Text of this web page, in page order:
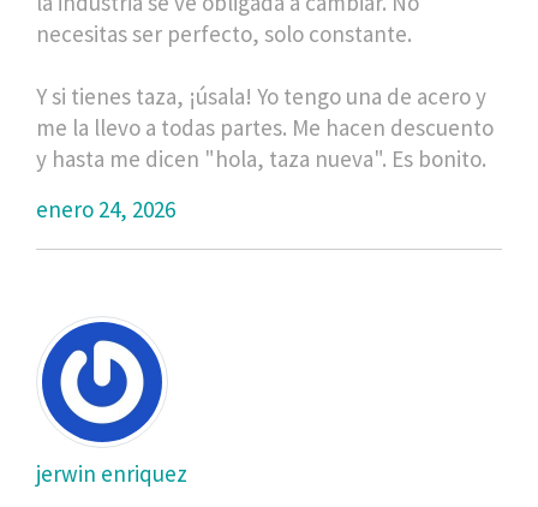
necesitas ser perfecto, solo constante.
Y si tienes taza, ¡úsala! Yo tengo una de acero y
me la llevo a todas partes. Me hacen descuento
y hasta me dicen "hola, taza nueva". Es bonito.
enero 24, 2026
jerwin enriquez